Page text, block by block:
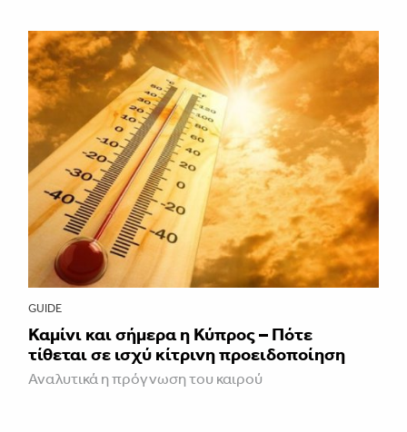
GUIDE
Καμίνι και σήμερα η Κύπρος – Πότε
τίθεται σε ισχύ κίτρινη προειδοποίηση
Αναλυτικά η πρόγνωση του καιρού